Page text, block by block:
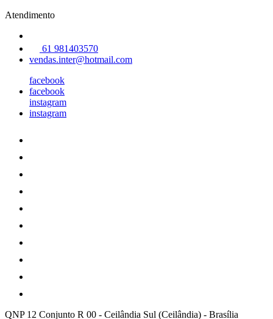
Atendimento
61 981403570
vendas.inter@hotmail.com
facebook
facebook
instagram
instagram
QNP 12 Conjunto R 00 - Ceilândia Sul (Ceilândia) - Brasília